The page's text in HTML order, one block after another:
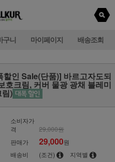
구니 마이페이지 배송조회
인 Sale(단품)] 바르고자도되
호크림, 커버 물광 광채 블레미
)
소비자가
격
29,000원
판매가
29,000원
배송비
(조건)
지역별